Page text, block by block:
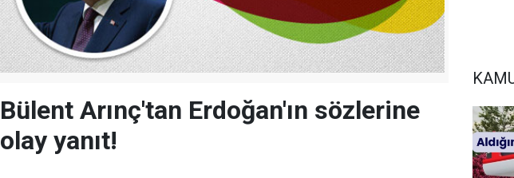
Bülent Arınç'tan Erdoğan'ın sözlerine
olay yanıt!